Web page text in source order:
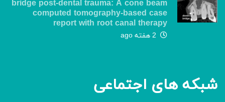
bridge post-dental trauma: A cone beam
computed tomography-based case
report with root canal therapy
2 هفته ago
شبکه های اجتماعی